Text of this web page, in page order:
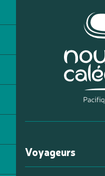
Voyageurs